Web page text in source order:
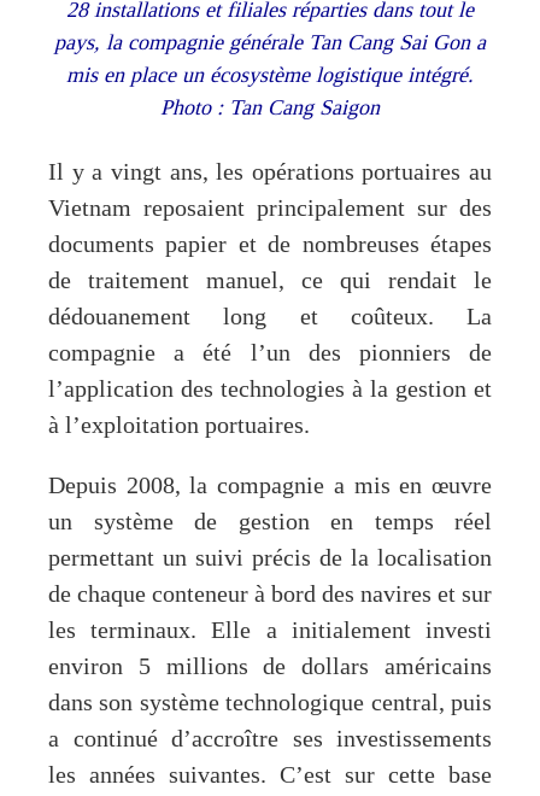
28 installations et filiales réparties dans tout le
pays, la compagnie générale Tan Cang Sai Gon a
mis en place un écosystème logistique intégré.
Photo : Tan Cang Saigon
Il y a vingt ans, les opérations portuaires au
Vietnam reposaient principalement sur des
documents papier et de nombreuses étapes
de traitement manuel, ce qui rendait le
dédouanement long et coûteux. La
compagnie a été l’un des pionniers de
l’application des technologies à la gestion et
à l’exploitation portuaires.
Depuis 2008, la compagnie a mis en œuvre
un système de gestion en temps réel
permettant un suivi précis de la localisation
de chaque conteneur à bord des navires et sur
les terminaux. Elle a initialement investi
environ 5 millions de dollars américains
dans son système technologique central, puis
a continué d’accroître ses investissements
les années suivantes. C’est sur cette base